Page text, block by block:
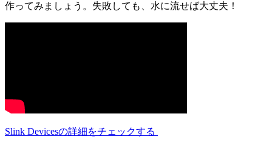
作ってみましょう。失敗しても、水に流せば大丈夫！
Slink Devicesの詳細をチェックする